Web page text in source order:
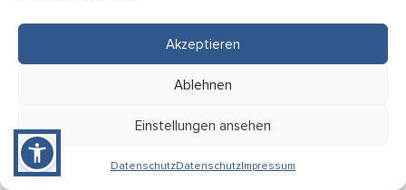
Akzeptieren
Ablehnen
Einstellungen ansehen
DatenschutzDatenschutzImpressum
Wochenmarkt am Breteuilplatz
08:00 Uhr
Hückelhoven (Breteuilplatz)